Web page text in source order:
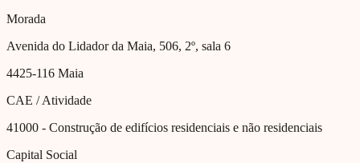
Morada
Avenida do Lidador da Maia, 506, 2º, sala 6
4425-116 Maia
CAE / Atividade
41000 - Construção de edifícios residenciais e não residenciais
Capital Social